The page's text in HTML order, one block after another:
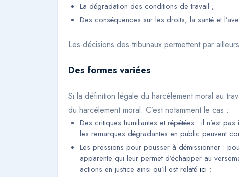
La dégradation des conditions de travail ;
Des conséquences sur les droits, la santé et
Les décisions des tribunaux permettent par
Des formes variées
Si la définition légale du harcèlement moral au
du harcèlement moral. C’est notamment le cas :
Des critiques humiliantes et répétées : il n’est
les remarques dégradantes en public peuvent
Les pressions pour pousser à démissionner :
apparente qui leur permet d’échapper au
actions en justice ainsi qu’il est relaté ici ;